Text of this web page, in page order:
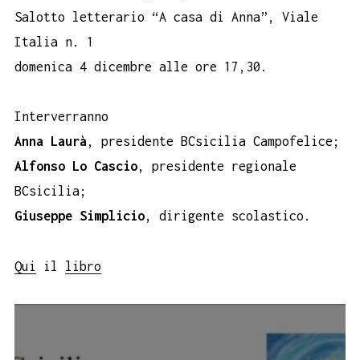
Salotto letterario “A casa di Anna”, Viale
Italia n. 1
domenica 4 dicembre alle ore 17,30.
Interverranno
Anna Laurà , presidente BCsicilia Campofelice;
Alfonso Lo Cascio, presidente regionale
BCsicilia;
Giuseppe Simplicio, dirigente scolastico.
Qui il libro